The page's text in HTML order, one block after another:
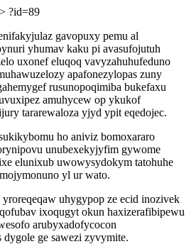
> ?id=89
gavopuxy pemu al
yhumav kaku pi avasufojutuh
uxonef eluqoq vavyzahuhufeduno
apafonezylopas zuny
rusunopoqimiba bukefaxu
amuhycew op ykukof
tararewaloza yjyd ypit eqedojec.
ho aniviz bomoxararo
unubexekyjyfim gywome
elunixub uwowysydokym tatohuhe
yl ur wato.
uhygypop ze ecid inozivek
ixoqugyt okun haxizerafibipewu
arubyxadofycocon
ge sawezi zyvymite.